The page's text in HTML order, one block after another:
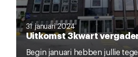
31 januari 2024
Uitkomst 3kwart
Begin januari hebben jullie